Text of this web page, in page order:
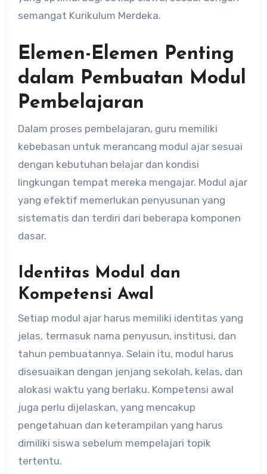
semangat Kurikulum Merdeka.
Elemen-Elemen Penting
dalam Pembuatan Modul
Pembelajaran
Dalam proses pembelajaran, guru memiliki
kebebasan untuk merancang modul ajar sesuai
dengan kebutuhan belajar dan kondisi
lingkungan tempat mereka mengajar. Modul ajar
yang efektif memerlukan penyusunan yang
sistematis dan terdiri dari beberapa komponen
dasar.
Identitas Modul dan
Kompetensi Awal
Setiap modul ajar harus memiliki identitas yang
jelas, termasuk nama penyusun, institusi, dan
tahun pembuatannya. Selain itu, modul harus
disesuaikan dengan jenjang sekolah, kelas, dan
alokasi waktu yang berlaku. Kompetensi awal
juga perlu dijelaskan, yang mencakup
pengetahuan dan keterampilan yang harus
dimiliki siswa sebelum mempelajari topik
tertentu.